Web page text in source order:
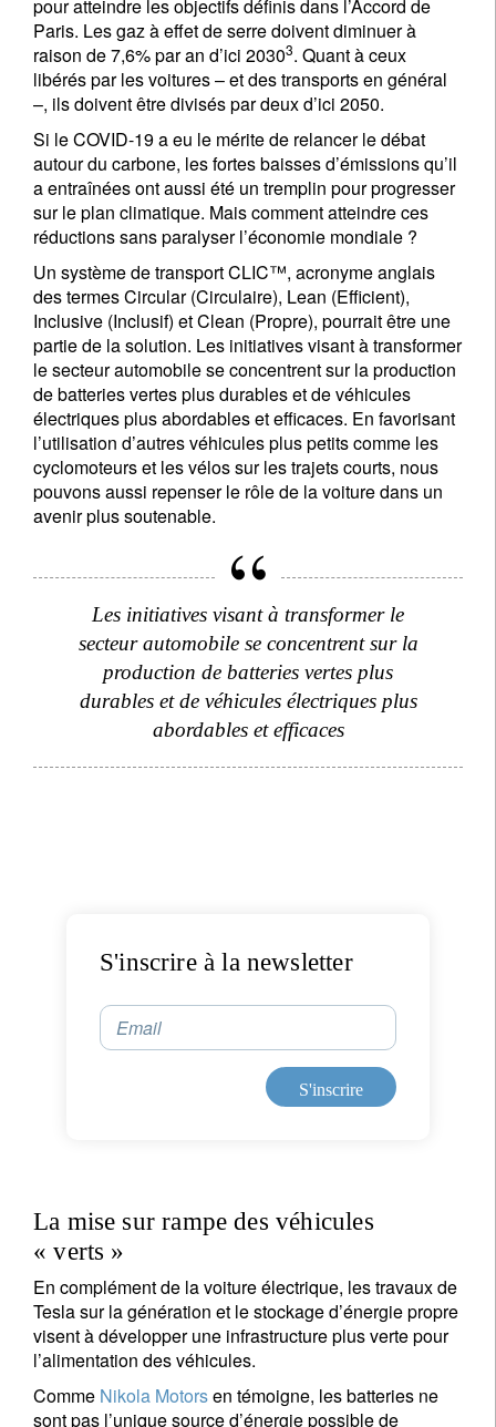
pour atteindre les objectifs définis dans l’Accord de
Paris. Les gaz à effet de serre doivent diminuer à
raison de 7,6% par an d’ici 20303. Quant à ceux
libérés par les voitures – et des transports en général
–, ils doivent être divisés par deux d’ici 2050.
Si le COVID-19 a eu le mérite de relancer le débat
autour du carbone, les fortes baisses d’émissions qu’il
a entraînées ont aussi été un tremplin pour progresser
sur le plan climatique. Mais comment atteindre ces
réductions sans paralyser l’économie mondiale ?
Un système de transport CLIC™, acronyme anglais
des termes Circular (Circulaire), Lean (Efficient),
Inclusive (Inclusif) et Clean (Propre), pourrait être une
partie de la solution. Les initiatives visant à transformer
le secteur automobile se concentrent sur la production
de batteries vertes plus durables et de véhicules
électriques plus abordables et efficaces. En favorisant
l’utilisation d’autres véhicules plus petits comme les
cyclomoteurs et les vélos sur les trajets courts, nous
pouvons aussi repenser le rôle de la voiture dans un
avenir plus soutenable.
Les initiatives visant à transformer le
secteur automobile se concentrent sur la
production de batteries vertes plus
durables et de véhicules électriques plus
abordables et efficaces
S'inscrire à la newsletter
Email
S'inscrire
La mise sur rampe des véhicules
« verts »
En complément de la voiture électrique, les travaux de
Tesla sur la génération et le stockage d’énergie propre
visent à développer une infrastructure plus verte pour
l’alimentation des véhicules.
Comme Nikola Motorsen témoigne, les batteries ne
sont pas l’unique source d’énergie possible de